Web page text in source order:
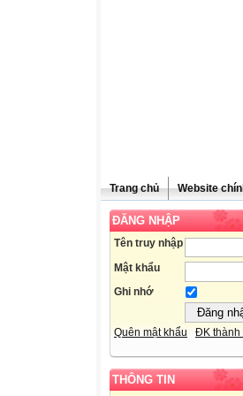
Trang chủ Website
ĐĂNG NHẬP
Tên truy nhập
Mật khẩu
Ghi nhớ
Quên mật khẩu ĐK thành
THÔNG TIN